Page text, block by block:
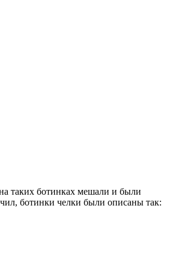
таких ботинках мешали и были
ботинки челки были описаны так: